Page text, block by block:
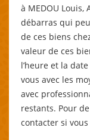
à MEDOU Louis,
débarras qui
de ces biens
valeur de ces
l’heure et la
vous avec les
avec
restants. Pour
contacter si